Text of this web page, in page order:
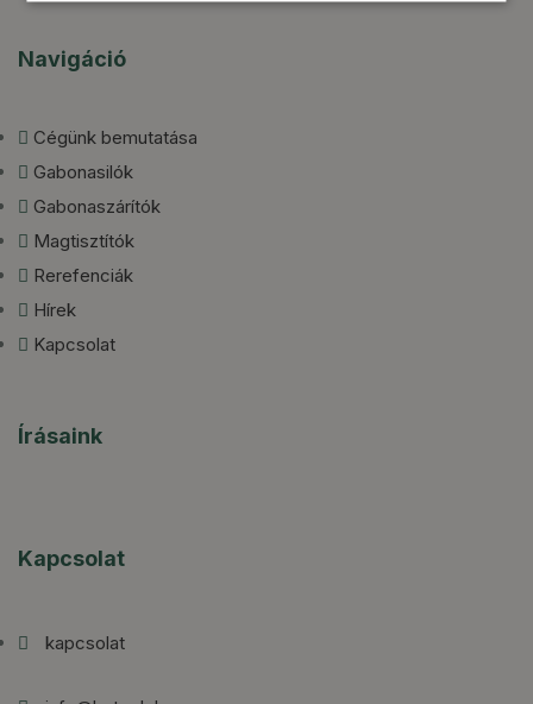
Navigáció
Cégünk bemutatása
Gabonasilók
Gabonaszárítók
Magtisztítók
Rerefenciák
Hírek
Kapcsolat
Írásaink
Kapcsolat
kapcsolat